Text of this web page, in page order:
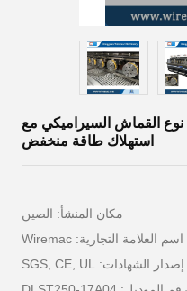
القماش السيراميكي مع
استهلاك طاقة منخفض
مكان المنشأ: الصين
اسم العلامة التجارية: Wiremac
إصدار الشهادات: SGS, CE, UL